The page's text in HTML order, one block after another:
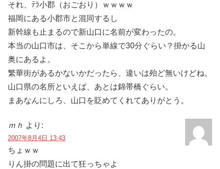
それ、ﾃﾗ小郡（おごおり）ｗｗｗｗ
福岡にある小郡市と混同するし
新幹線も止まるので新山口に名前が変わったの。
本当の山口市は、そこから単線で30分ぐらい？掛かる山
奥にあるよ。
繁華街があるかないかだったら、違いは殆ど無いけどね。
山口県の名所といえば、あとは錦帯橋ぐらい。
まあなんにしろ、山口を貶めてくれてありがとう。
ｍｈ より:
2007年8月4日 13:43
ちょｗｗ
りん掛の問題に出て狂っちゃよ